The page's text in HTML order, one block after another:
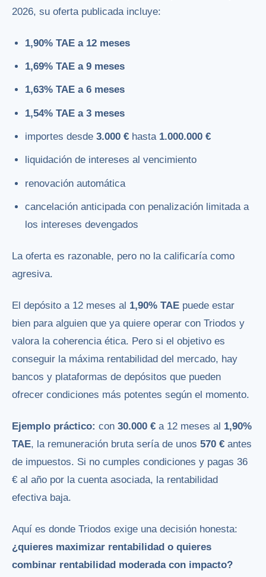
2026, su oferta publicada incluye:
1,90% TAE a 12 meses
1,69% TAE a 9 meses
1,63% TAE a 6 meses
1,54% TAE a 3 meses
importes desde3.000 € hasta 1.000.000 €
liquidación de intereses al vencimiento
renovación automática
cancelación anticipada con penalización limitada a
los intereses devengados
La oferta es razonable, pero no la calificaría como
agresiva.
El depósito a 12 meses al 1,90% TAE puede estar
bien para alguien que ya quiere operar con Triodos y
valora la coherencia ética. Pero si el objetivo es
conseguir la máxima rentabilidad del mercado, hay
bancos y plataformas de depósitos que pueden
ofrecer condiciones más potentes según el momento.
Ejemplo práctico: con 30.000 € a 12 meses al 1,90%
TAE, la remuneración bruta sería de unos 570 € antes
de impuestos. Si no cumples condiciones y pagas 36
€ al año por la cuenta asociada, la rentabilidad
efectiva baja.
Aquí es donde Triodos exige una decisión honesta:
¿quieres maximizar rentabilidad o quieres
combinar rentabilidad moderada con impacto?